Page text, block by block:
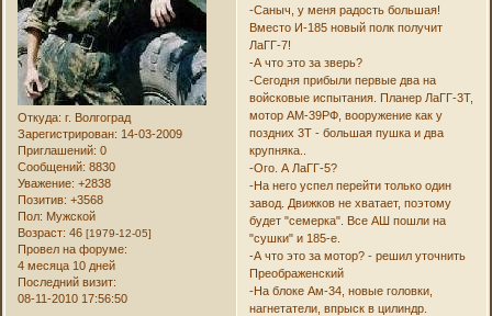
Откуда: г. Волгоград
Зарегистрирован: 14-03-2009
Приглашений: 0
Сообщений: 8830
Уважение: +2838
Позитив: +3568
Пол: Мужской
Возраст: 46[1979-12-05]
Провел на форуме:
4 месяца 10 дней
Последний визит:
08-11-2010 17:56:50
-Саныч, у меня радость большая!
Вместо И-185 новый полк получит
ЛаГГ-7!
-А что это за зверь?
-Сегодня прибыли первые два на
войсковые испытания. Планер ЛаГГ-3Т,
мотор АМ-39РФ, вооружение как у
поздних 3Т - большая пушка и два
крупняка..
-Ого. А ЛаГГ-5?
-На него успел перейти только один
завод. Движков не хватает, поэтому
будет "семерка". Все АШ пошли на
"сушки" и 185-е.
-А что это за мотор? - решил уточнить
Преображенский
-На блоке Ам-34, новые головки,
нагнетатели, впрыск в цилиндр.